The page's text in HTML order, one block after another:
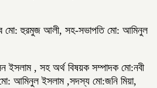
মো: হুরমুজ আলী, সহ-সভাপতি মো: আমিনুল
ইসলাম , সহ অর্থ বিষয়ক সম্পাদক মো:নবী
আমিনুল ইসলাম ,সদস্য মো:জনি মিয়া,